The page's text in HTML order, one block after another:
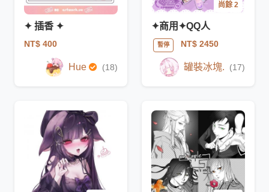
✦ 插香 ✦
NT$ 400
Hue (18)
尚餘 2
✦商用✦QQ人
暫停 NT$ 2450
罐裝冰塊. (17)